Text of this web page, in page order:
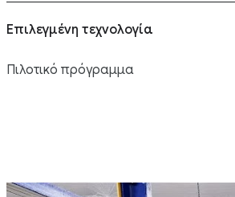
Επιλεγμένη τεχνολογία
Πιλοτικό πρόγραμμα